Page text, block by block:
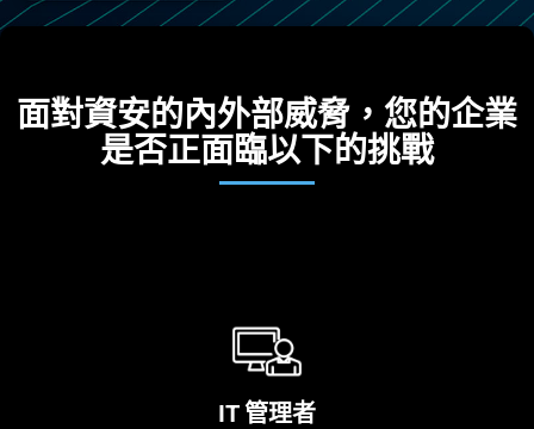
面對資安的內外部威脅，您的企業
是否正面臨以下的挑戰
IT 管理者